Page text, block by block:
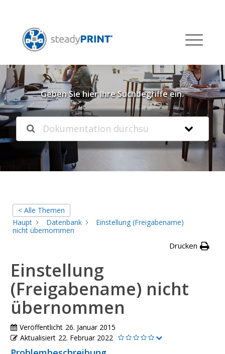
Willkommen in unserer
Knowledgebase
Geben Sie hier Ihre Suchbegriffe ein.
< Alle Themen
Haupt
Datenbank
Einstellung (Freigabename)
nicht übernommen
Drucken
Einstellung
(Freigabename) nicht
übernommen
Veröffentlicht 26. Januar 2015
Aktualisiert 22. Februar 2022